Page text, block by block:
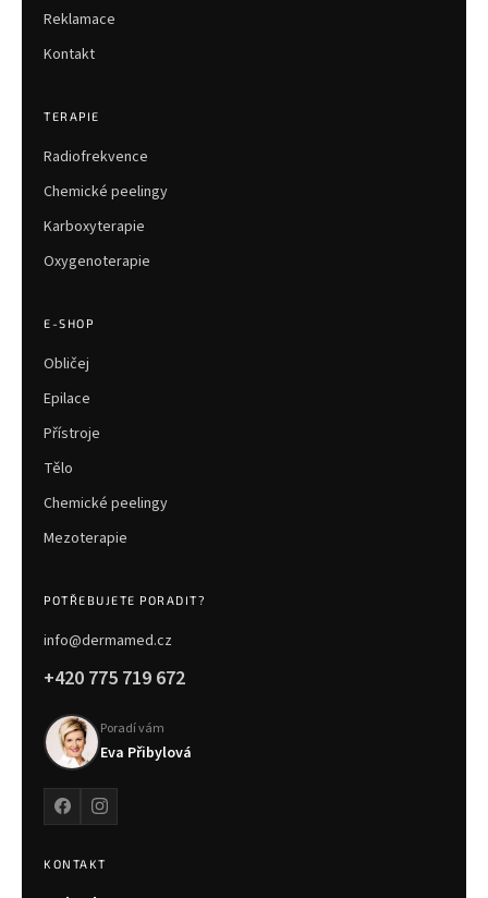
Reklamace
Kontakt
TERAPIE
Radiofrekvence
Chemické peelingy
Karboxyterapie
Oxygenoterapie
E-SHOP
Obličej
Epilace
Přístroje
Tělo
Chemické peelingy
Mezoterapie
POTŘEBUJETE PORADIT?
info@dermamed.cz
+420 775 719 672
Poradí vám
Eva Přibylová
KONTAKT